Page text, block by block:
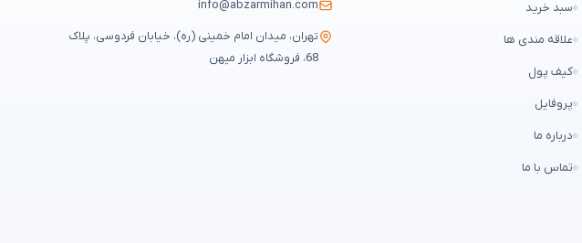
سبد خرید
علاقه مندی ها
کیف پول
پروفایل
درباره ما
تماس با ما
info@abzarmihan.com
تهران، میدان امام خمینی (ره)، خیابان فردوسی، پلاک
68، فروشگاه ابزار میهن